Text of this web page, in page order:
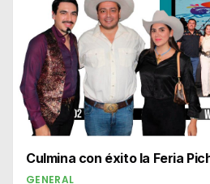
Culmina con éxito la Feria
GENERAL